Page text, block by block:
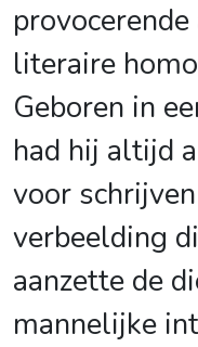
literaire
Geboren in
had hij altijd
voor
verbeelding
aanzette de
mannelijke